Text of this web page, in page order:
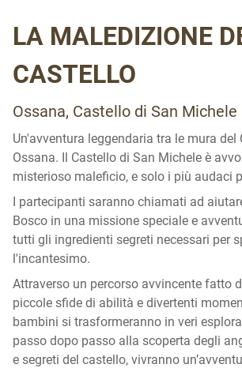
LA MALEDIZIONE
CASTELLO
Ossana, Castello di San Michele
Un'avventura leggendaria tra le mura del
Ossana. Il Castello di San Michele è
misterioso maleficio, e solo i più audaci
I partecipanti saranno chiamati ad
Bosco in una missione speciale e
tutti gli ingredienti segreti necessari per
l'incantesimo.
Attraverso un percorso avvincente fatto
piccole sfide di abilità e divertenti
bambini si trasformeranno in veri
passo dopo passo alla scoperta degli
e segreti del castello, vivranno